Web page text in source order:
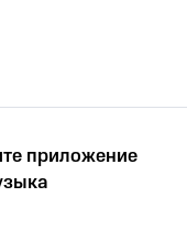
приложение